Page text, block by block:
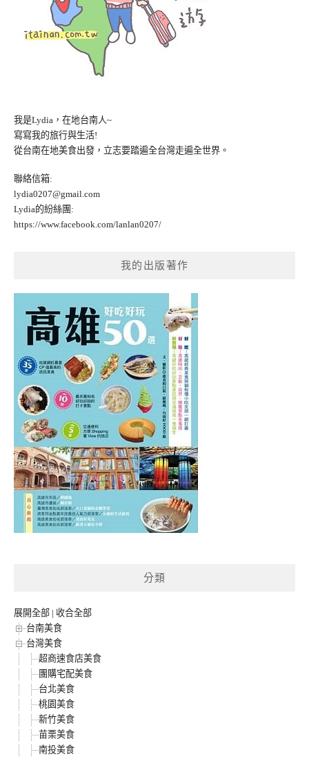
我是Lydia，在地台南人~
寫寫我的旅行與生活!
從台南在地美食出發，立志要踏遍全台灣走遍全世界。
聯絡信箱:
lydia0207@gmail.com
Lydia的紛絲團:
https://www.facebook.com/lanlan0207/
我的出版著作
分類
展開全部 | 收合全部
台南美食
台灣美食
超商速食店美食
團購宅配美食
台北美食
桃園美食
新竹美食
苗栗美食
南投美食